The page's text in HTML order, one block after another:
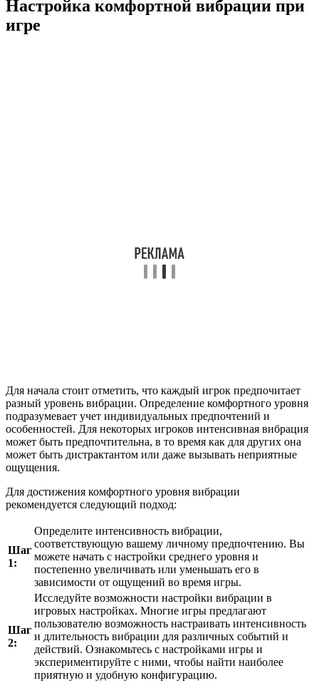
Настройка комфортной вибрации при
игре
Для начала стоит отметить, что каждый игрок предпочитает
разный уровень вибрации. Определение комфортного уровня
подразумевает учет индивидуальных предпочтений и
особенностей. Для некоторых игроков интенсивная вибрация
может быть предпочтительна, в то время как для других она
может быть дистрактантом или даже вызывать неприятные
ощущения.
Для достижения комфортного уровня вибрации
рекомендуется следующий подход:
Шаг
1:
Определите интенсивность вибрации,
соответствующую вашему личному предпочтению. Вы
можете начать с настройки среднего уровня и
постепенно увеличивать или уменьшать его в
зависимости от ощущений во время игры.
Шаг
2:
Исследуйте возможности настройки вибрации в
игровых настройках. Многие игры предлагают
пользователю возможность настраивать интенсивность
и длительность вибрации для различных событий и
действий. Ознакомьтесь с настройками игры и
экспериментируйте с ними, чтобы найти наиболее
приятную и удобную конфигурацию.